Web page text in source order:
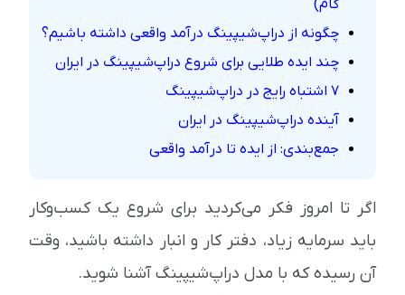
گام)
چگونه از دراپ‌شیپینگ درآمد واقعی داشته باشیم؟
چند ایده طلایی برای شروع دراپ‌شیپینگ در ایران
7 اشتباه رایج در دراپ‌شیپینگ
آینده دراپ‌شیپینگ در ایران
جمع‌بندی: از ایده تا درآمد واقعی
اگر تا امروز فکر می‌کردید برای شروع یک کسب‌وکار
باید سرمایه زیاد، دفتر کار و انبار داشته باشید، وقت
آن رسیده که با مدل دراپ‌شیپینگ آشنا شوید.